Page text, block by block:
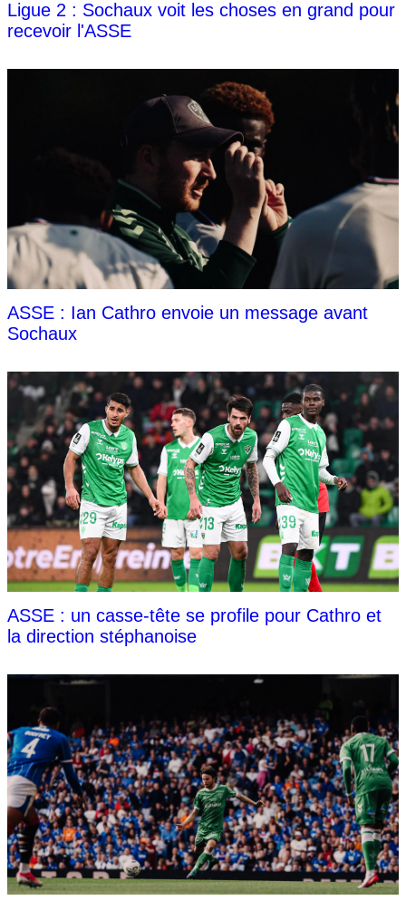
Ligue 2 : Sochaux voit les choses en grand pour
recevoir l'ASSE
ASSE : Ian Cathro envoie un message avant
Sochaux
ASSE : un casse-tête se profile pour Cathro et
la direction stéphanoise